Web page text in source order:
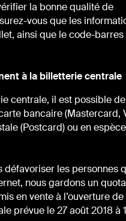
la bonne qualité de
vous que les
ainsi que le code-barres
à la billetterie centrale
centrale, il est possible
bancaire (Mastercard,
(Postcard) ou en
défavoriser les personnes
nous gardons un
en vente à l’ouverture de
prévue le 27 août 2018 à